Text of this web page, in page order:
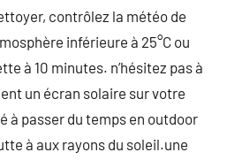
contrôlez la météo de
inférieure à 25°C ou
à 10 minutes. n’hésitez pas à
un écran solaire sur votre
à passer du temps en outdoor
à aux rayons du soleil.une